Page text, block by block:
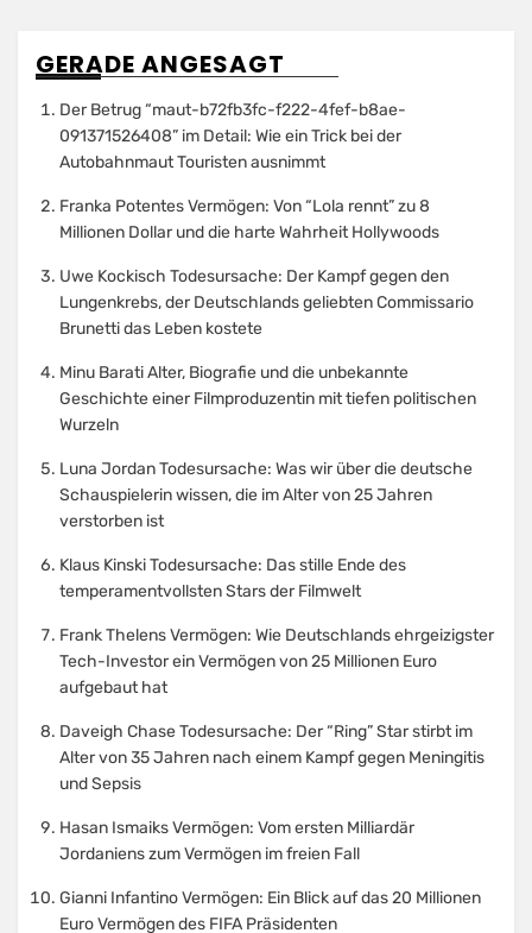
GERADE ANGESAGT
Der Betrug “maut-b72fb3fc-f222-4fef-b8ae-
091371526408” im Detail: Wie ein Trick bei der
Autobahnmaut Touristen ausnimmt
Franka Potentes Vermögen: Von “Lola rennt” zu 8
Millionen Dollar und die harte Wahrheit Hollywoods
Uwe Kockisch Todesursache: Der Kampf gegen den
Lungenkrebs, der Deutschlands geliebten Commissario
Brunetti das Leben kostete
Minu Barati Alter, Biografie und die unbekannte
Geschichte einer Filmproduzentin mit tiefen politischen
Wurzeln
Luna Jordan Todesursache: Was wir über die deutsche
Schauspielerin wissen, die im Alter von 25 Jahren
verstorben ist
Klaus Kinski Todesursache: Das stille Ende des
temperamentvollsten Stars der Filmwelt
Frank Thelens Vermögen: Wie Deutschlands ehrgeizigster
Tech-Investor ein Vermögen von 25 Millionen Euro
aufgebaut hat
Daveigh Chase Todesursache: Der “Ring” Star stirbt im
Alter von 35 Jahren nach einem Kampf gegen Meningitis
und Sepsis
Hasan Ismaiks Vermögen: Vom ersten Milliardär
Jordaniens zum Vermögen im freien Fall
Gianni Infantino Vermögen: Ein Blick auf das 20 Millionen
Euro Vermögen des FIFA Präsidenten